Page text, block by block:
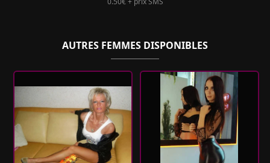
AUTRES FEMMES DISPONIBLES